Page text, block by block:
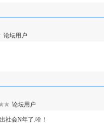
论坛用户
论坛用户
社会N年了.哈！